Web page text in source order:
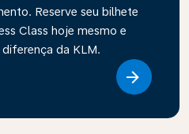
Reserve seu bilhete
Class hoje mesmo e
da KLM.